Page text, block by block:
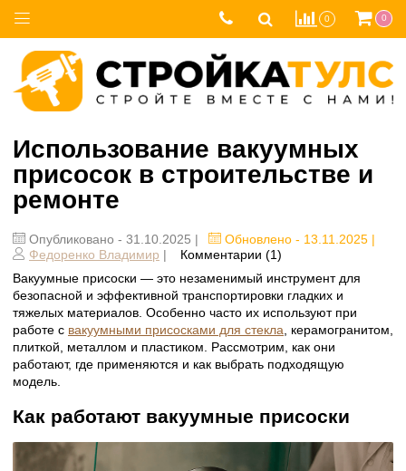
0 0
Использование вакуумных
присосок в строительстве и
ремонте
Опубликовано - 31.10.2025 |
Обновлено - 13.11.2025 |
Федоренко Владимир |
Комментарии (1)
Вакуумные присоски — это незаменимый инструмент для
безопасной и эффективной транспортировки гладких и
тяжелых материалов. Особенно часто их используют при
работе с вакуумными присосками для стекла , керамогранитом,
плиткой, металлом и пластиком. Рассмотрим, как они
работают, где применяются и как выбрать подходящую
модель.
Как работают вакуумные присоски